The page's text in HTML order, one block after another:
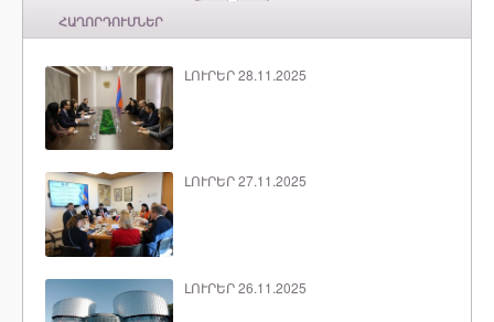
ՀԱՂՈՐԴՈՒՄՆԵՐ
ԼՈՒՐԵՐ 28.11.2025
ԼՈՒՐԵՐ 27.11.2025
ԼՈՒՐԵՐ 26.11.2025